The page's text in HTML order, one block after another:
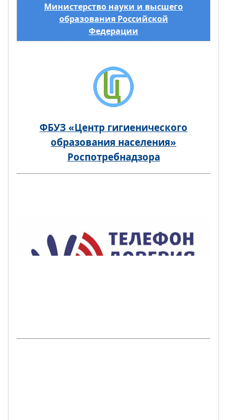
Министерство науки и высшего
образования Российской
Федерации
ФБУЗ «Центр гигиенического
образования населения»
Роспотребнадзора